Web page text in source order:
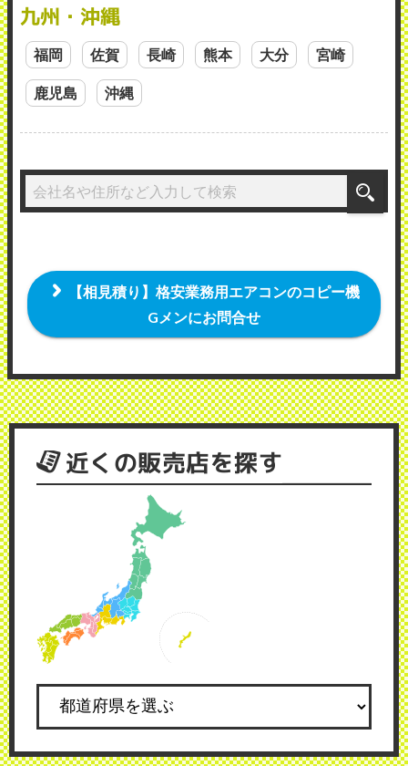
九州・沖縄
福岡 佐賀 長崎 熊本 大分 宮崎
鹿児島 沖縄
【相見積り】格安業務用エアコンのコピー機
Gメンにお問合せ
近くの販売店を探す